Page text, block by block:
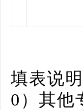
填表说
0）其他